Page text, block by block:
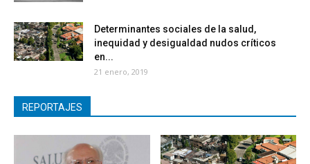
Determinantes sociales de la salud,
inequidad y desigualdad nudos críticos
en...
21 enero, 2019
REPORTAJES